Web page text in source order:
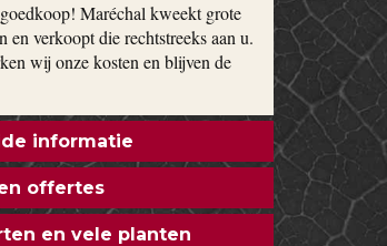
Maréchal kweekt grote
en verkoopt die rechtstreeks aan u.
wij onze kosten en blijven de
informatie
offertes
en vele planten